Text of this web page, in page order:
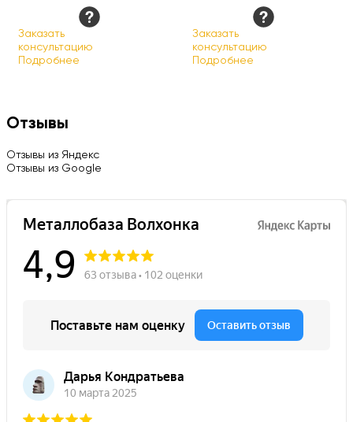
Заказать
консультацию
Подробнее
Заказать
консультацию
Подробнее
Отзывы
Отзывы из Яндекс
Отзывы из Google